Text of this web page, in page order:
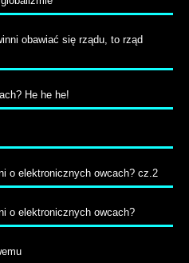
obawiać się rządu, to rząd
He he he!
o elektronicznych owcach? cz.2
o elektronicznych owcach?